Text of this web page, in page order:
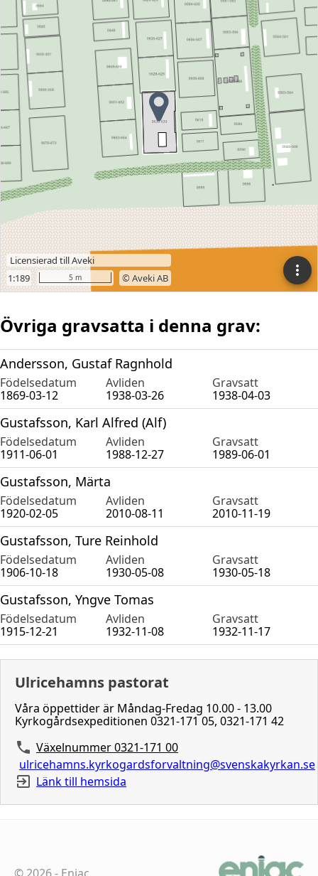
Övriga gravsatta i denna grav:
Andersson, Gustaf Ragnhold
Födelsedatum Avliden
Gravsatt
1869-03-12
1938-03-26 1938-04-03
Gustafsson, Karl Alfred (Alf)
Födelsedatum Avliden
Gravsatt
1911-06-01
1988-12-27 1989-06-01
Gustafsson, Märta
Födelsedatum Avliden
Gravsatt
1920-02-05
2010-08-11 2010-11-19
Gustafsson, Ture Reinhold
Födelsedatum Avliden
Gravsatt
1906-10-18
1930-05-08 1930-05-18
Gustafsson, Yngve Tomas
Födelsedatum Avliden
Gravsatt
1915-12-21
1932-11-08 1932-11-17
Ulricehamns pastorat
Våra öppettider är Måndag-Fredag 10.00 - 13.00
Kyrkogårdsexpeditionen 0321-171 05, 0321-171 42
Växelnummer 0321-171 00
ulricehamns.kyrkogardsforvaltning@svenskakyrkan.se
Länk till hemsida